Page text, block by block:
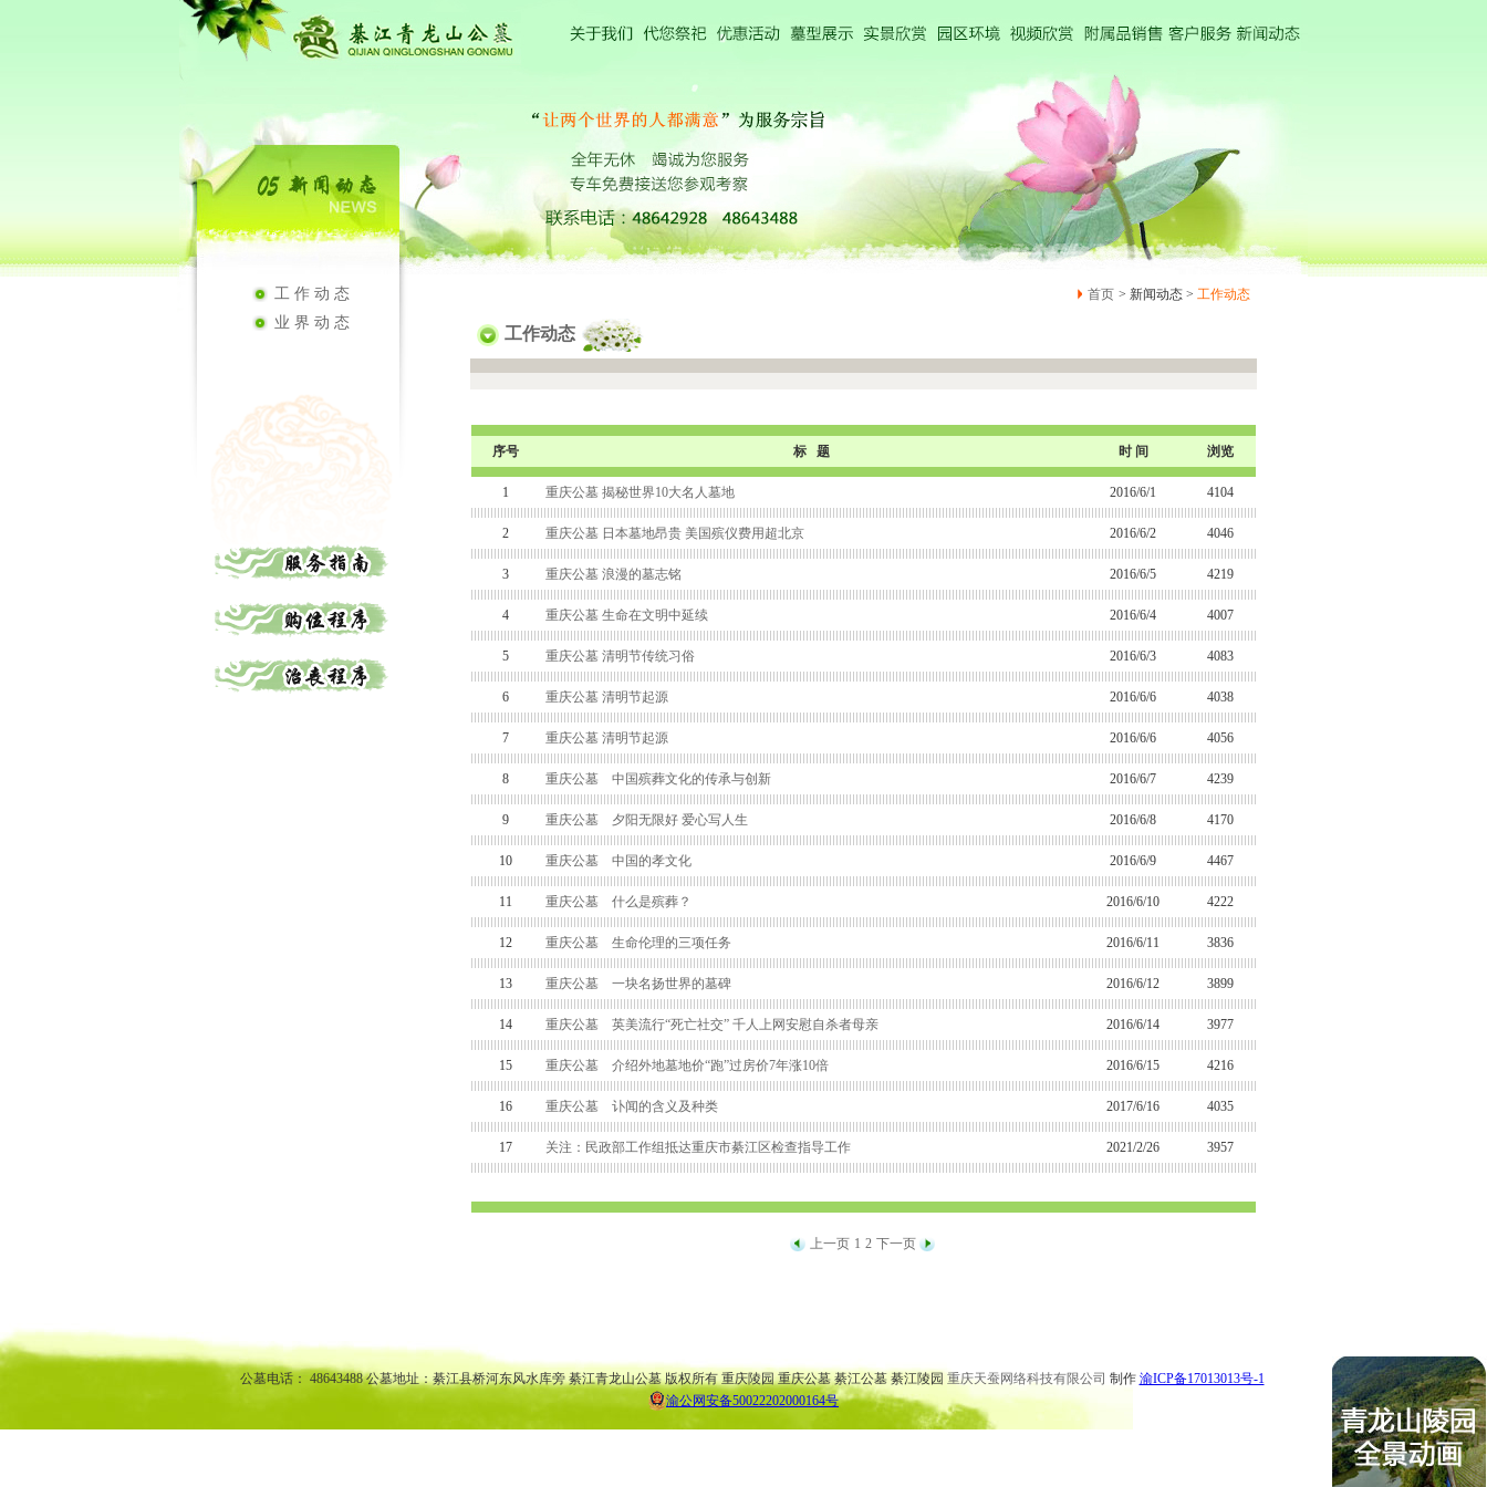
工作动态
业界动态
首页 > 新闻动态 > 工作动态
工作动态
序号 标 题 时 间 浏览
1 重庆公墓 揭秘世界10大名人墓地 2016/6/1 4104
2 重庆公墓 日本墓地昂贵 美国殡仪费用超北京 2016/6/2 4046
3 重庆公墓 浪漫的墓志铭 2016/6/5 4219
4 重庆公墓 生命在文明中延续 2016/6/4 4007
5 重庆公墓 清明节传统习俗 2016/6/3 4083
6 重庆公墓 清明节起源 2016/6/6 4038
7 重庆公墓 清明节起源 2016/6/6 4056
8 重庆公墓 中国殡葬文化的传承与创新 2016/6/7 4239
9 重庆公墓 夕阳无限好 爱心写人生 2016/6/8 4170
10 重庆公墓 中国的孝文化 2016/6/9 4467
11 重庆公墓 什么是殡葬？ 2016/6/10 4222
12 重庆公墓 生命伦理的三项任务 2016/6/11 3836
13 重庆公墓 一块名扬世界的墓碑 2016/6/12 3899
14 重庆公墓 英美流行“死亡社交” 千人上网安慰自杀者母亲 2016/6/14 3977
15 重庆公墓 介绍外地墓地价“跑”过房价7年涨10倍 2016/6/15 4216
16 重庆公墓 讣闻的含义及种类 2017/6/16 4035
17 关注：民政部工作组抵达重庆市綦江区检查指导工作 2021/2/26 3957
上一页 1 2 下一页
公墓电话： 48643488 公墓地址：綦江县桥河东风水库旁 綦江青龙山公墓 版权所有 重庆陵园 重庆公墓 綦江公墓 綦江陵园 重庆天蚕网络科技有限公司 制作 渝ICP备17013013号-1
渝公网安备50022202000164号